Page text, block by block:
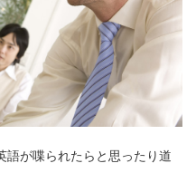
語が喋られたらと思ったり道